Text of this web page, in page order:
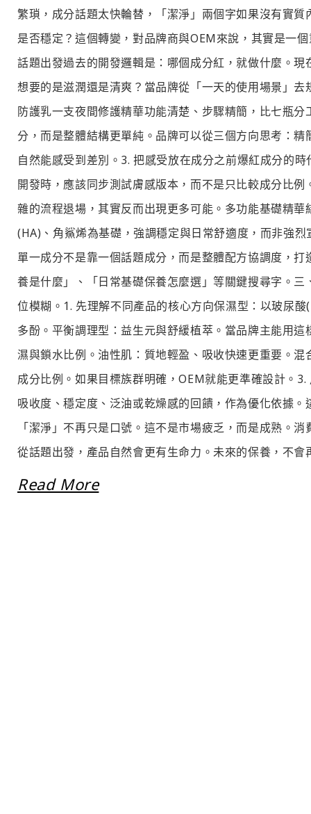
繁瑣，成分話題太快輪替，「潔淨」兩個字如果沒有實
是否穩定？這個轉變，對品牌商與OEM來說，其實是一
話題出發過去的開發邏輯是：哪個成分紅，就做什麼。
想要的是滋潤還是清爽？當品牌從「一天的使用場景」
防護乳一支夜間修護精華功能清楚、步驟精簡，比七瓶
分，而是整體結構更單純。品牌可以從三個方向思考：
自然能感受到差別。3. 把感受放在成分之前爆紅成分的
開發時，應該同步測試膚感版本，而不是只比較成分比
雜的流程退場，其實反而出現更多可能。多功能基礎精
(HA)、角鯊烯為基礎，強調穩定與日常舒適度，而非強
單一成分不是靠一個話題成分，而是整體配方協調度，
養是什麼」、「日常基礎保養怎麼選」等關鍵搜尋字。
位模糊。1. 先理解不同產品的核心方向保濕型：以玻尿
多酚。平衡調理型：益生元與舒緩植萃。當品牌主能用
濕與鎖水比例。油性肌：質地輕盈、吸收快速更重要。
成分比例。如果目標族群明確，OEM就能更準確設計。
吸收度、穩定度、泛油或乾燥感的回饋，作為優化依據
「潔淨」不再只是口號。這不是市場疲乏，而是成熟
從話題出發，產品自然會更有生命力。未來的保養，不
Read More